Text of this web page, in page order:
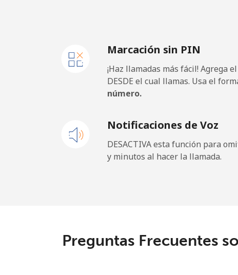
Celular
Papua New Guinea
Celular
Paraguay
Peru
Marcación sin PIN
¡Haz llamadas más fácil! Agrega
DESDE el cual llamas. Usa el
número.
Notificaciones de Voz
DESACTIVA esta función para
y minutos al hacer la llamada.
Preguntas Frecuentes